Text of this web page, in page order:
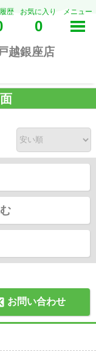
歴 お気に入り
0
メニュー
戸越銀座店
お問い合わせ